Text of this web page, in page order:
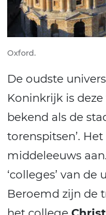
Oxford.
De oudste
Koninkrijk is deze
bekend als de
torenspitsen’.
middeleeuws
‘colleges’ van
Beroemd zijn de